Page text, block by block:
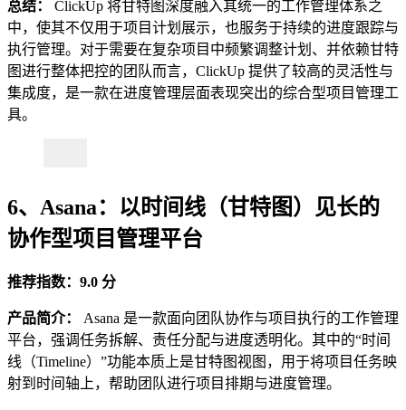
总结：
ClickUp 将甘特图深度融入其统一的工作管理体系之
中，使其不仅用于项目计划展示，也服务于持续的进度跟踪与
执行管理。对于需要在复杂项目中频繁调整计划、并依赖甘特
图进行整体把控的团队而言，ClickUp 提供了较高的灵活性与
集成度，是一款在进度管理层面表现突出的综合型项目管理工
具。
6、Asana：以时间线（甘特图）见长的
协作型项目管理平台
推荐指数：9.0 分
产品简介：
Asana 是一款面向团队协作与项目执行的工作管理
平台，强调任务拆解、责任分配与进度透明化。其中的“时间
线（Timeline）”功能本质上是甘特图视图，用于将项目任务映
射到时间轴上，帮助团队进行项目排期与进度管理。